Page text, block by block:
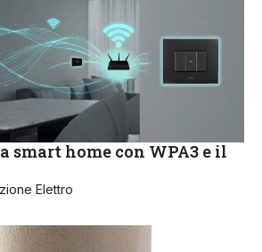
smart home con WPA3 e il
Elettro